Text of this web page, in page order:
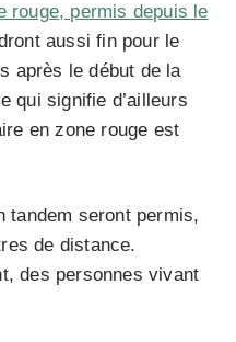
rouge, permis depuis le
aussi fin pour le
après le début de la
qui signifie d’ailleurs
en zone rouge est
tandem seront permis,
de distance.
des personnes vivant